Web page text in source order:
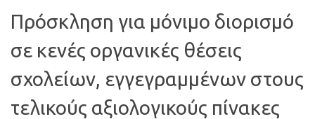
Πρόσκληση για μόνιμο διορισμό
σε κενές οργανικές θέσεις
σχολείων, εγγεγραμμένων στους
τελικούς αξιολογικούς πίνακες